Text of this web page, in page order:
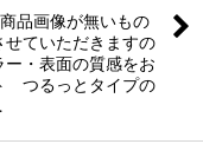
品画像が無いもの
せていただきますの
・表面の質感をお
つるっとタイプの